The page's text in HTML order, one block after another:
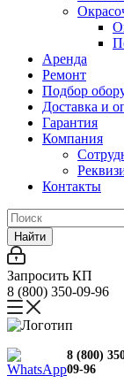
Аренда
Ремонт
Подбор
Доставка и
Гарантия
Компания
Контакты
Найти
Запросить КП
8 (800) 350-09-96
8 (800)
09-96